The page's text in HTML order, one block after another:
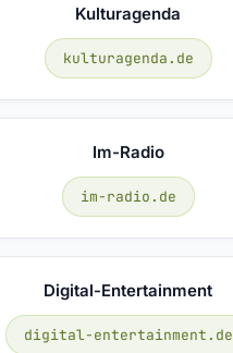
Kulturagenda
kulturagenda.de
Im-Radio
im-radio.de
Digital-Entertainment
digital-entertainment.de